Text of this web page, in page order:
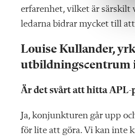
erfarenhet, vilket är särskilt
ledarna bidrar mycket till
Louise Kullander,
utbildningscentrum
Är det svårt att hitta APL-
Ja, konjunkturen går upp
för lite att göra. Vi kan inte